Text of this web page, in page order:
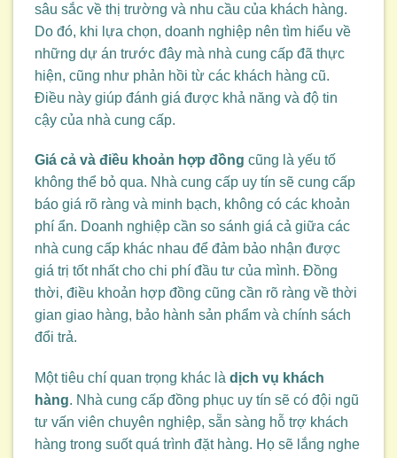
sâu sắc về thị trường và nhu cầu của khách hàng.
Do đó, khi lựa chọn, doanh nghiệp nên tìm hiểu về
những dự án trước đây mà nhà cung cấp đã thực
hiện, cũng như phản hồi từ các khách hàng cũ.
Điều này giúp đánh giá được khả năng và độ tin
cậy của nhà cung cấp.
Giá cả và điều khoản hợp đồng cũng là yếu tố
không thể bỏ qua. Nhà cung cấp uy tín sẽ cung cấp
báo giá rõ ràng và minh bạch, không có các khoản
phí ẩn. Doanh nghiệp cần so sánh giá cả giữa các
nhà cung cấp khác nhau để đảm bảo nhận được
giá trị tốt nhất cho chi phí đầu tư của mình. Đồng
thời, điều khoản hợp đồng cũng cần rõ ràng về thời
gian giao hàng, bảo hành sản phẩm và chính sách
đổi trả.
Một tiêu chí quan trọng khác là dịch vụ khách
hàng. Nhà cung cấp đồng phục uy tín sẽ có đội ngũ
tư vấn viên chuyên nghiệp, sẵn sàng hỗ trợ khách
hàng trong suốt quá trình đặt hàng. Họ sẽ lắng nghe